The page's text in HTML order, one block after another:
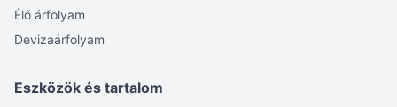
Élő árfolyam
Devizaárfolyam
Eszközök és tartalom